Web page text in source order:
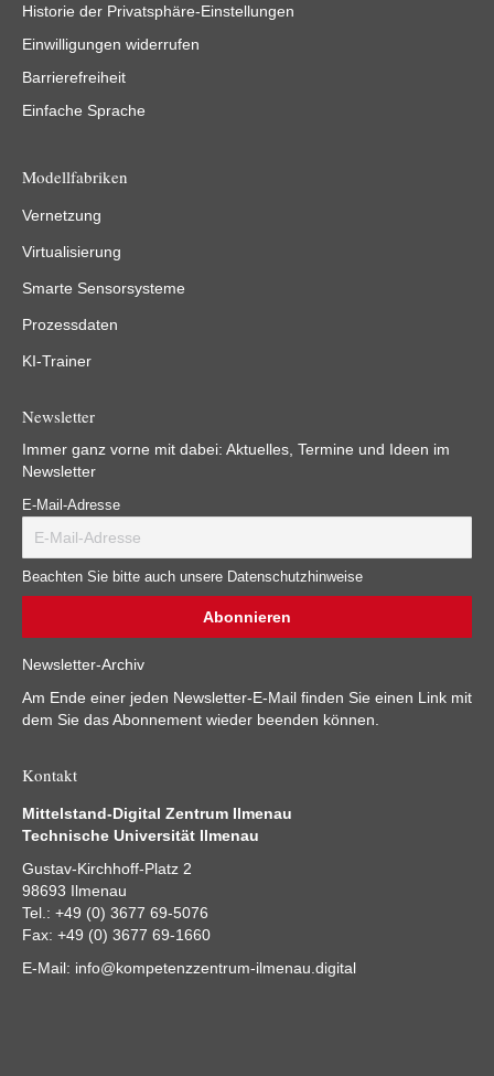
Historie der Privatsphäre-Einstellungen
Einwilligungen widerrufen
Barrierefreiheit
Einfache Sprache
Modellfabriken
Vernetzung
Virtualisierung
Smarte Sensorsysteme
Prozessdaten
KI-Trainer
Newsletter
Immer ganz vorne mit dabei: Aktuelles, Termine und Ideen im
Newsletter
E-Mail-Adresse
Beachten Sie bitte auch unsere Datenschutzhinweise
Newsletter-Archiv
Am Ende einer jeden Newsletter-E-Mail finden Sie einen Link mit
dem Sie das Abonnement wieder beenden können.
Kontakt
Mittelstand-Digital Zentrum Ilmenau
Technische Universität Ilmenau
Gustav-Kirchhoff-Platz 2
98693 Ilmenau
Tel.: +49 (0) 3677 69-5076
Fax: +49 (0) 3677 69-1660
E-Mail: info@kompetenzzentrum-ilmenau.digital